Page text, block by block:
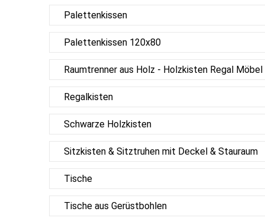
Palettenkissen
Palettenkissen 120x80
Raumtrenner aus Holz - Holzkisten Regal Möbel
Regalkisten
Schwarze Holzkisten
Sitzkisten & Sitztruhen mit Deckel & Stauraum
Tische
Tische aus Gerüstbohlen